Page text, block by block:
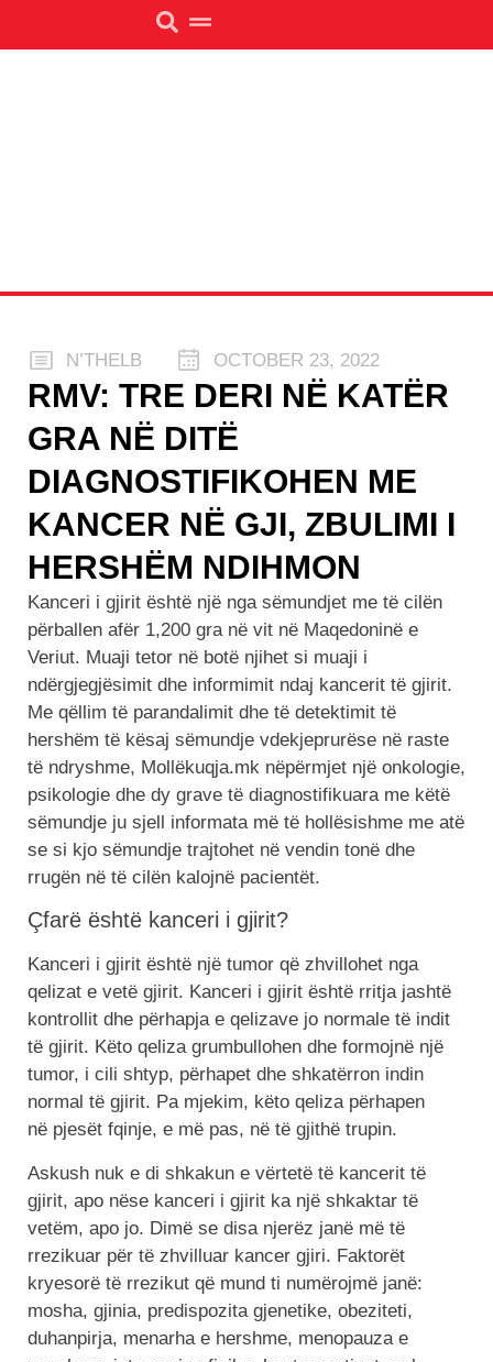
N’THELB OCTOBER 23, 2022
RMV: TRE DERI NË KATËR
GRA NË DITË
DIAGNOSTIFIKOHEN ME
KANCER NË GJI, ZBULIMI I
HERSHËM NDIHMON
Kanceri i gjirit është një nga sëmundjet me të cilën
përballen afër 1,200 gra në vit në Maqedoninë e
Veriut. Muaji tetor në botë njihet si muaji i
ndërgjegjësimit dhe informimit ndaj kancerit të gjirit.
Me qëllim të parandalimit dhe të detektimit të
hershëm të kësaj sëmundje vdekjeprurëse në raste
të ndryshme, Mollëkuqja.mk nëpërmjet një onkologie,
psikologie dhe dy grave të diagnostifikuara me këtë
sëmundje ju sjell informata më të hollësishme me atë
se si kjo sëmundje trajtohet në vendin tonë dhe
rrugën në të cilën kalojnë pacientët.
Çfarë është kanceri i gjirit?
Kanceri i gjirit është një tumor që zhvillohet nga
qelizat e vetë gjirit. Kanceri i gjirit është rritja jashtë
kontrollit dhe përhapja e qelizave jo normale të indit
të gjirit. Këto qeliza grumbullohen dhe formojnë një
tumor, i cili shtyp, përhapet dhe shkatërron indin
normal të gjirit. Pa mjekim, këto qeliza përhapen
në pjesët fqinje, e më pas, në të gjithë trupin.
Askush nuk e di shkakun e vërtetë të kancerit të
gjirit, apo nëse kanceri i gjirit ka një shkaktar të
vetëm, apo jo. Dimë se disa njerëz janë më të
rrezikuar për të zhvilluar kancer gjiri. Faktorët
kryesorë të rrezikut që mund ti numërojmë janë:
mosha, gjinia, predispozita gjenetike, obeziteti,
duhanpirja, menarha e hershme, menopauza e